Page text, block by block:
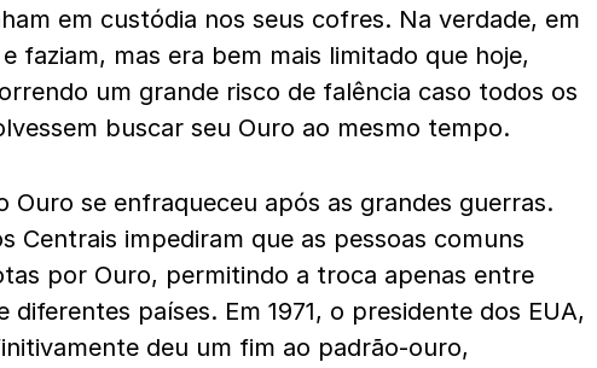
em custódia nos seus cofres. Na verdade, em
faziam, mas era bem mais limitado que hoje,
um grande risco de falência caso todos os
buscar seu Ouro ao mesmo tempo.
Ouro se enfraqueceu após as grandes guerras.
Centrais impediram que as pessoas comuns
por Ouro, permitindo a troca apenas entre
diferentes países. Em 1971, o presidente dos EUA,
deu um fim ao padrão-ouro,